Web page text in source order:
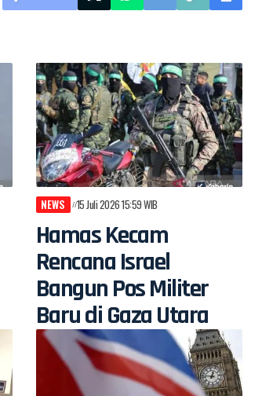
NEWS 15 Juli 2026 15:59 WIB
Hamas Kecam
Rencana Israel
Bangun Pos Militer
Baru di Gaza Utara